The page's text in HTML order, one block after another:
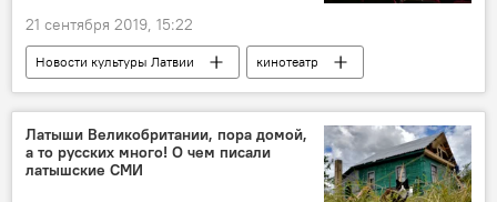
21 сентября 2019, 15:22
Новости культуры Латвии
кинотеатр
Splendid Palace
Латыши Великобритании, пора домой,
а то русских много! О чем писали
латышские СМИ